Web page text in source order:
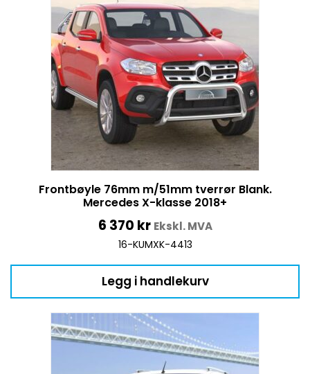
Frontbøyle 76mm m/51mm tverrør Blank.
Mercedes X-klasse 2018+
6 370 kr Ekskl. MVA
16-KUMXK-4413
Legg i handlekurv